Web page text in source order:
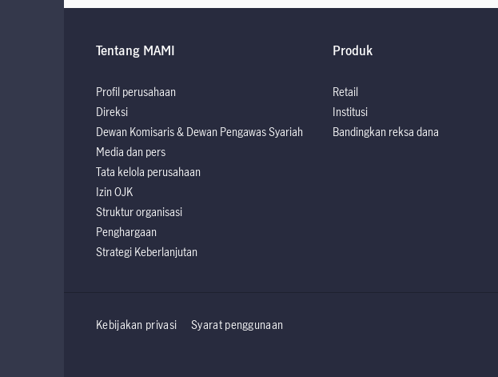
Tentang MAMI
Profil perusahaan
Direksi
Dewan Komisaris & Dewan Pengawas Syariah
Media dan pers
Tata kelola perusahaan
Izin OJK
Struktur organisasi
Penghargaan
Strategi Keberlanjutan
Produk
Retail
Institusi
Bandingkan reksa dana
Kebijakan privasi Syarat penggunaan